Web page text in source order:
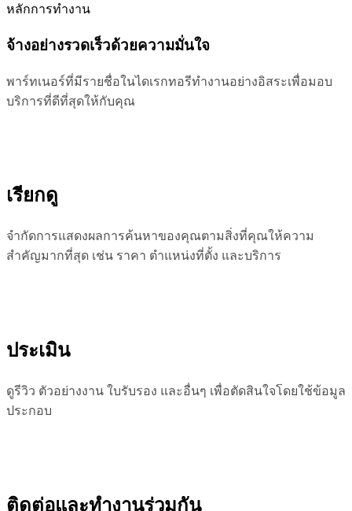
หลักการทำงาน
จ้างอย่างรวดเร็วด้วยความมั่นใจ
พาร์ทเนอร์ที่มีรายชื่อในไดเรกทอรีทำงานอย่างอิสระเพื่อมอบ
บริการที่ดีที่สุดให้กับคุณ
เรียกดู
จำกัดการแสดงผลการค้นหาของคุณตามสิ่งที่คุณให้ความ
สำคัญมากที่สุด เช่น ราคา ตำแหน่งที่ตั้ง และบริการ
ประเมิน
ดูรีวิว ตัวอย่างงาน ใบรับรอง และอื่นๆ เพื่อตัดสินใจโดยใช้ข้อมูล
ประกอบ
ติดต่อและทำงานร่วมกัน